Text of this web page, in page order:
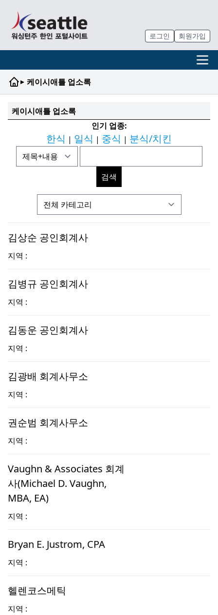
로그인 회원가입
▸ 케이시애틀 업소록
케이시애틀 업소록
인기 업종:
한식 | 일식 | 중식 | 분식/치킨
검색
김상순 공인회계사
지역 :
김병규 공인회계사
지역 :
김동운 공인회계사
지역 :
김광배 회계사무소
지역 :
권순범 회계사무소
지역 :
Vaughn & Associates 회계
사(Michael D. Vaughn,
MBA, EA)
지역 :
Bryan E. Justrom, CPA
지역 :
헬렌코스메틱
지역 :